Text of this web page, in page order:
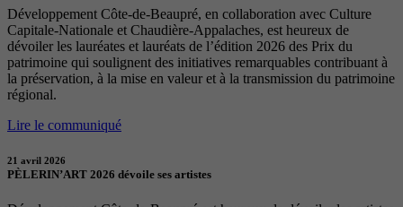
Développement Côte-de-Beaupré, en collaboration avec Culture
Capitale-Nationale et Chaudière-Appalaches, est heureux de
dévoiler les lauréates et lauréats de l’édition 2026 des Prix du
patrimoine qui soulignent des initiatives remarquables contribuant à
la préservation, à la mise en valeur et à la transmission du patrimoine
régional.
Lire le communiqué
21 avril 2026
PÈLERIN’ART 2026 dévoile ses artistes